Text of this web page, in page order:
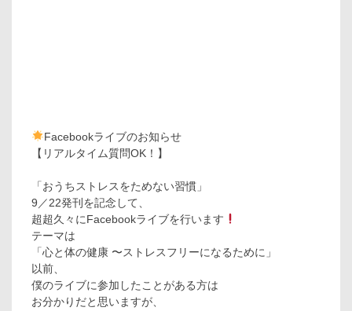
Facebookライブのお知らせ
【リアルタイム質問OK！】
「おうちストレスをためない習慣」
9／22発刊を記念して、
超超久々にFacebookライブを行います
テーマは
「心と体の健康 〜ストレスフリーになるために」
以前、
僕のライブに参加したことがある方は
お分かりだと思いますが、